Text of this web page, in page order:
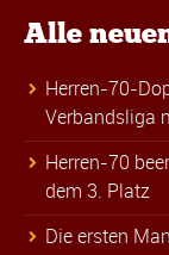
Alle
Herren-70-
Verbandsliga
Herren-70
dem 3. Platz
Die ersten